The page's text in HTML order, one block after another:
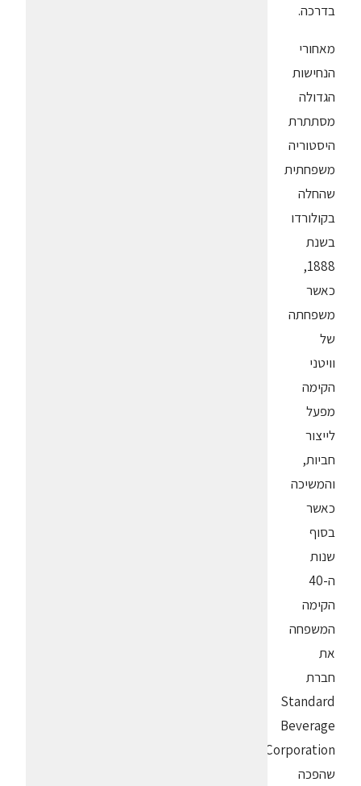
בדרכה.
מאחורי
הנחישות
הגדולה
מסתתרת
היסטוריה
משפחתית
שהחלה
בקולורדו
בשנת
1888,
כאשר
משפחתה
של
וויטני
הקימה
מפעל
לייצור
חביות,
והמשיכה
כאשר
בסוף
שנות
ה-40
הקימה
המשפחה
את
חברת
Standard
Beverage
Corporation
שהפכה